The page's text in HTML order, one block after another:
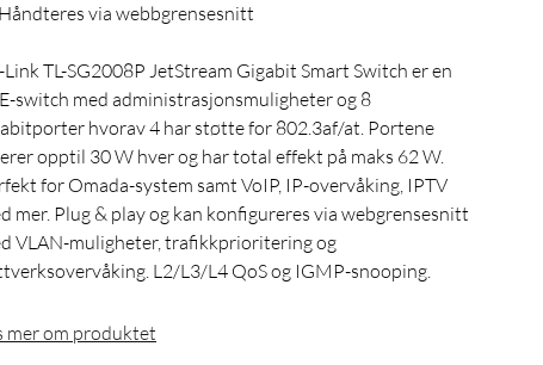
Håndteres via webbgrensesnitt
Link TL-SG2008P JetStream Gigabit Smart Switch er en
switch med administrasjonsmuligheter og 8
hvorav 4 har støtte for 802.3af/at. Portene
opptil 30 W hver og har total effekt på maks 62 W.
for Omada-system samt VoIP, IP-overvåking, IPTV
mer. Plug & play og kan konfigureres via webgrensesnitt
VLAN-muligheter, trafikkprioritering og
L2/L3/L4 QoS og IGMP-snooping.
mer om produktet